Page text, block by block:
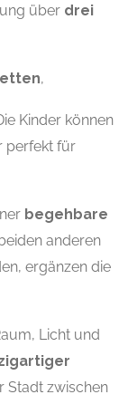
über drei
,
Kinder können
perfekt für
begehbare
anderen
ergänzen die
Licht und
Stadt zwischen